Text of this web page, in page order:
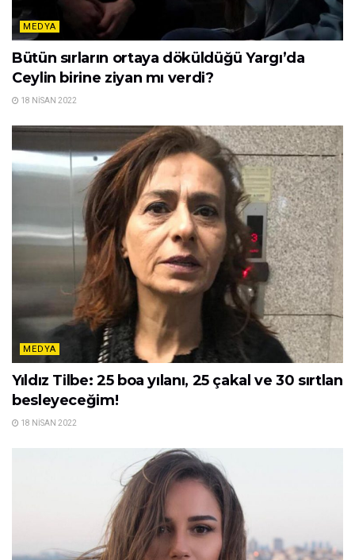
MEDYA
Bütün sırların ortaya döküldüğü Yargı’da
Ceylin birine ziyan mı verdi?
18 NISAN 2022
MEDYA
Yıldız Tilbe: 25 boa yılanı, 25 çakal ve 30 sırtlan
besleyeceğim!
18 NISAN 2022